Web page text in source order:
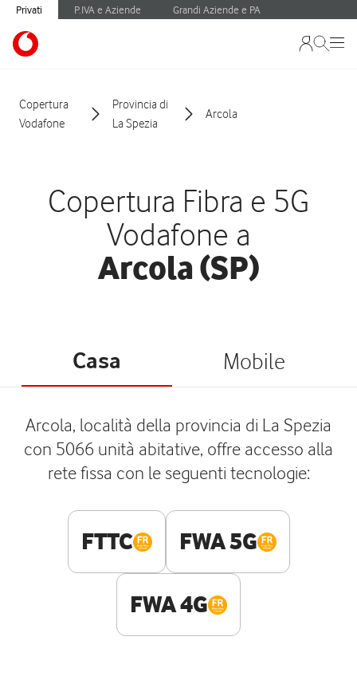
Privati P.IVA e Aziende Grandi Aziende e PA
Copertura
Vodafone
Provincia di
La Spezia
Arcola
Copertura Fibra e 5G
Vodafone a
Arcola (SP)
Casa Mobile
Arcola, località della provincia di La Spezia
con 5066 unità abitative, offre accesso alla
rete fissa con le seguenti tecnologie:
FTTC FWA 5G
FWA 4G